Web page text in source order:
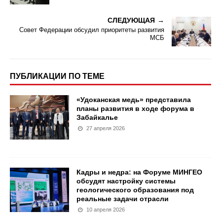
СЛЕДУЮЩАЯ
Совет Федерации обсудил приоритеты развития
МСБ
ПУБЛИКАЦИИ ПО ТЕМЕ
«Удоканская медь» представила
планы развития в ходе форума в
Забайкалье
27 апреля 2026
Кадры и недра: на Форуме МИНГЕО
обсудят настройку системы
геологического образования под
реальные задачи отрасли
10 апреля 2026